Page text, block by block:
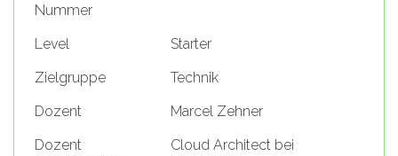
Nummer
Level
Starter
Zielgruppe
Technik
Dozent
Marcel Zehner
Dozent
Cloud Architect bei